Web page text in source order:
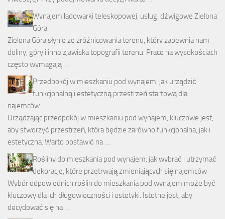
Wynajem ładowarki teleskopowej: usługi dźwigowe Zielona
Góra
Zielona Góra słynie ze zróżnicowania terenu, który zapewnia nam
doliny, góry i inne zjawiska topografii terenu. Prace na wysokościach
często wymagają …
Przedpokój w mieszkaniu pod wynajem: jak urządzić
funkcjonalną i estetyczną przestrzeń startową dla
najemców
Urządzając przedpokój w mieszkaniu pod wynajem, kluczowe jest,
aby stworzyć przestrzeń, która będzie zarówno funkcjonalna, jak i
estetyczna. Warto postawić na …
Rośliny do mieszkania pod wynajem: jak wybrać i utrzymać
dekoracje, które przetrwają zmieniających się najemców
Wybór odpowiednich roślin do mieszkania pod wynajem może być
kluczowy dla ich długowieczności i estetyki. Istotne jest, aby
decydować się na …